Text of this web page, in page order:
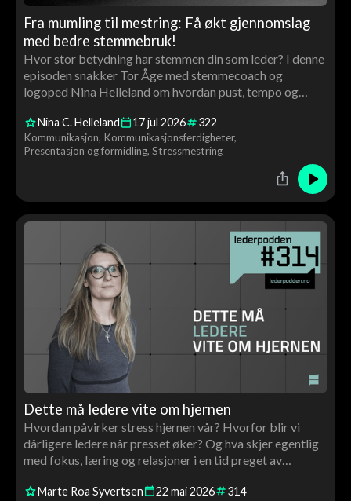
Fra mumling til mestring: Få økt gjennomslag
med bedre stemmebruk!
Hvor stor betydning har stemmen din som leder? I denne
episoden snakker Tor Åge med stemmecoach og
logoped Nina Helleland om hvordan pust, tempo og
får konkrete råd og en live stemmecoaching av Tor Åge
underveis.
Nina C. Helleland 17jul 2026 322
Kommunikasjon Kommunikasjonsferdigheter
Presentasjon og formidling Stressmestring
Dette må ledere vite om hjernen
Hvordan påvirker stress hjernen vår? Hvorfor blir vi
dårligere ledere når presset øker? Og hva skjer egentlig
med fokus, læring og relasjoner i en tid preget av
Tor Åge nevrolog og hjerneforsker Marte Roa Syvertsen
Marte Roa Syvertsen 22 mai2026 314